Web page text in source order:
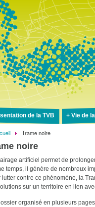
de la TVB Vie de
Trame noire
noire
artificiel permet de
temps, il génère de nombreux
lutter contre ce phénomène, la
sur un territoire en lien
organisé en plusieurs